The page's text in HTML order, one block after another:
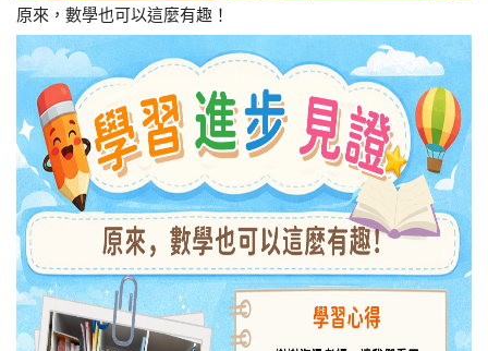
原來，數學也可以這麼有趣！